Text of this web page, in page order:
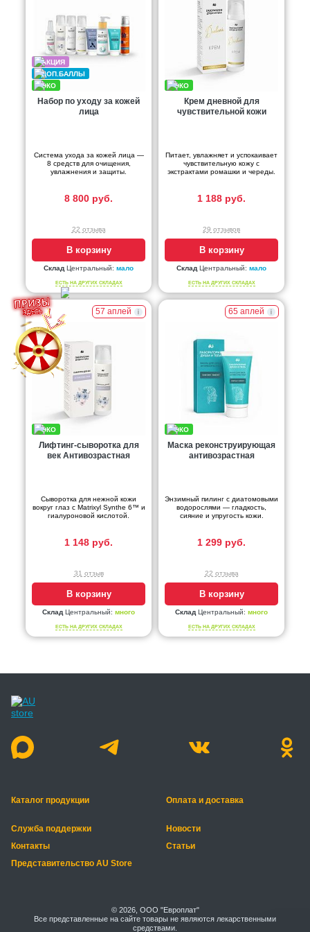
Набор по уходу за кожей
лица
Система ухода за кожей лица —
8 средств для очищения,
увлажнения и защиты.
8 800 руб.
22 отзыва
В корзину
Склад Центральный: мало
ЕСТЬ НА ДРУГИХ СКЛАДАХ
Крем дневной для
чувствительной кожи
Питает, увлажняет и успокаивает
чувствительную кожу с
экстрактами ромашки и череды.
1 188 руб.
29 отзывов
В корзину
Склад Центральный: мало
ЕСТЬ НА ДРУГИХ СКЛАДАХ
57 аплей
Лифтинг-сыворотка для
век Антивозрастная
Сыворотка для нежной кожи
вокруг глаз с Matrixyl Synthe 6™ и
гиалуроновой кислотой.
1 148 руб.
31 отзыв
В корзину
Склад Центральный: много
ЕСТЬ НА ДРУГИХ СКЛАДАХ
65 аплей
Маска реконструирующая
антивозрастная
Энзимный пилинг с диатомовыми
водорослями — гладкость,
сияние и упругость кожи.
1 299 руб.
22 отзыва
В корзину
Склад Центральный: много
ЕСТЬ НА ДРУГИХ СКЛАДАХ
Каталог продукции Оплата и доставка
Служба поддержки
Новости
Контакты
Статьи
Представительство AU Store
© 2026, ООО "Европлат"
Все представленные на сайте товары не являются лекарственными
средствами.